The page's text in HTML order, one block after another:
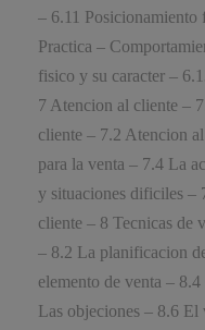
– 6.11 Posicionamiento
Practica –
fisico y su caracter –
7 Atencion al cliente –
cliente – 7.2 Atencion
para la venta – 7.4 La
y situaciones dificiles –
cliente – 8 Tecnicas de
– 8.2 La planificacion
elemento de venta –
Las objeciones – 8.6